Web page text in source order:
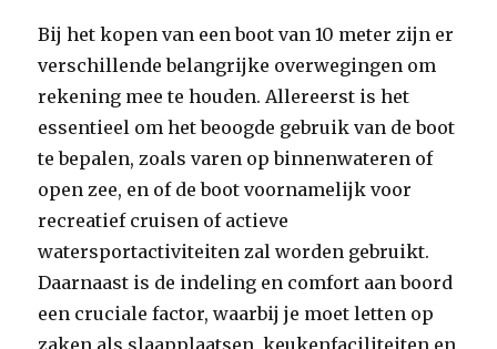
Bij het kopen van een boot van 10 meter zijn er
verschillende belangrijke overwegingen om
rekening mee te houden. Allereerst is het
essentieel om het beoogde gebruik van de boot
te bepalen, zoals varen op binnenwateren of
open zee, en of de boot voornamelijk voor
recreatief cruisen of actieve
watersportactiviteiten zal worden gebruikt.
Daarnaast is de indeling en comfort aan boord
een cruciale factor, waarbij je moet letten op
zaken als slaapplaatsen, keukenfaciliteiten en